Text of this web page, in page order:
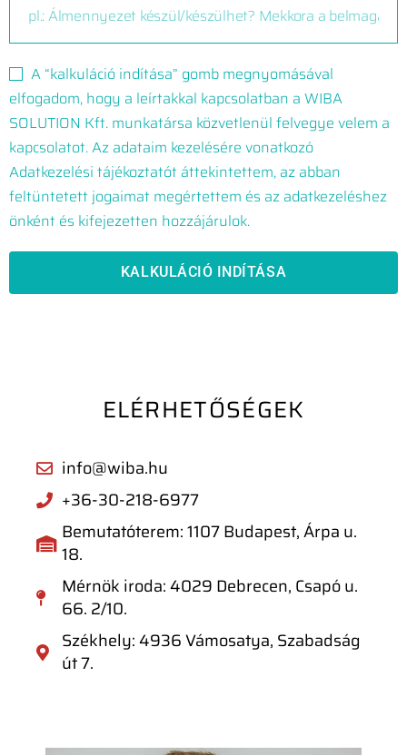
A “kalkuláció indítása” gomb megnyomásával
elfogadom, hogy a leírtakkal kapcsolatban a WIBA
SOLUTION Kft. munkatársa közvetlenül felvegye velem a
kapcsolatot. Az adataim kezelésére vonatkozó
Adatkezelési tájékoztatót áttekintettem, az abban
feltüntetett jogaimat megértettem és az adatkezeléshez
önként és kifejezetten hozzájárulok.
KALKULÁCIÓ INDÍTÁSA
ELÉRHETŐSÉGEK
info@wiba.hu
+36-30-218-6977
Bemutatóterem: 1107 Budapest, Árpa u.
18.
Mérnök iroda: 4029 Debrecen, Csapó u.
66. 2/10.
Székhely: 4936 Vámosatya, Szabadság
út 7.